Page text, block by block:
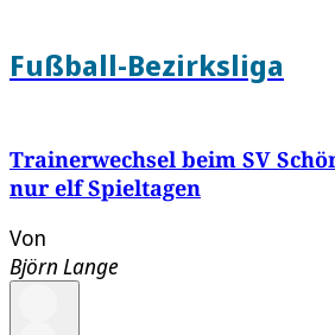
Fußball-Bezirksliga
Trainerwechsel beim SV
nur elf Spieltagen
Von
Björn Lange